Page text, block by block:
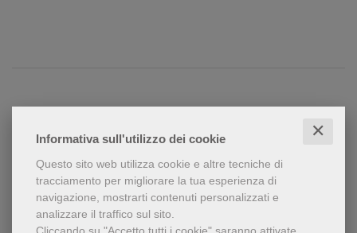
Informativa sull'utilizzo dei cookie ✕
Questo sito web utilizza cookie e altre tecniche di
tracciamento per migliorare la tua esperienza di
navigazione, mostrarti contenuti personalizzati e
analizzare il traffico sul sito.
Cliccando su "Accetto tutti i cookie" saranno attivate